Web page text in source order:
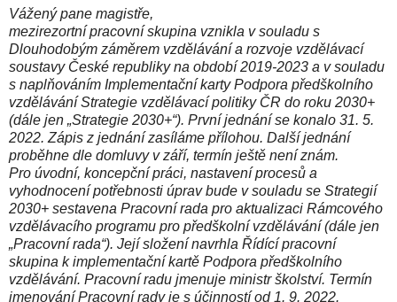
Vážený pane magistře,
mezirezortní pracovní skupina vznikla v souladu s
Dlouhodobým záměrem vzdělávání a rozvoje vzdělávací
soustavy České republiky na období 2019-2023 a v souladu
s naplňováním Implementační karty Podpora předškolního
vzdělávání Strategie vzdělávací politiky ČR do roku 2030+
(dále jen „Strategie 2030+“). První jednání se konalo 31. 5.
2022. Zápis z jednání zasíláme přílohou. Dalšíjednání
proběhne dle domluvy v září, termín ještě není znám.
Pro úvodní, koncepční práci, nastavení procesů a
vyhodnocení potřebnosti úprav bude v souladu se Strategií
2030+ sestavena Pracovní rada pro aktualizaci Rámcového
vzdělávacího programu pro předškolní vzdělávání (dále jen
„Pracovní rada“). Její složení navrhla Řídící pracovní
skupina k implementační kartě Podpora předškolního
vzdělávání. Pracovní radu jmenuje ministr školství. Termín
jmenování Pracovní rady je s účinností od 1. 9. 2022.